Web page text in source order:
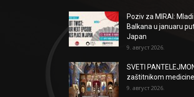
Poziv za MIRAI:
Balkana u januaru
Japan
9. август 2026.
SVETI
zaštitnikom
9. август 2026.